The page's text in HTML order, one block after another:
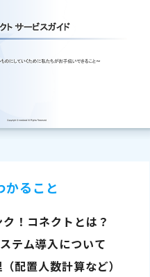
かること
！コネクトとは？
テム導入について
配置人数計算など）